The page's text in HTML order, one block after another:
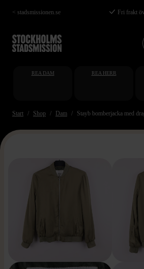
Hoppa
till
huvudinnehåll
< stadsmissionen.se Fri frakt
REA DAM REA HERR
Start Shop Dam Stayb bomberjacka med